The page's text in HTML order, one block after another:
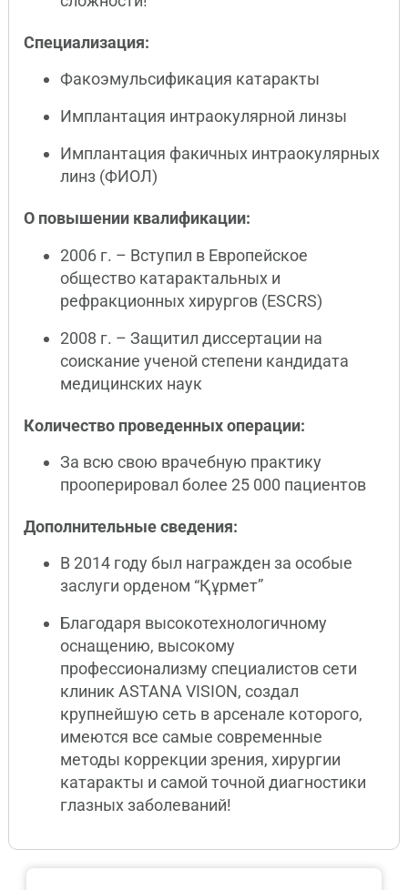
Специализация:
Факоэмульсификация катаракты
Имплантация интраокулярной линзы
Имплантация факичных интраокулярных
линз (ФИОЛ)
О повышении квалификации:
2006 г. – Вступил в Европейское
общество катарактальных и
рефракционных хирургов (ESCRS)
2008 г. – Защитил диссертации на
соискание ученой степени кандидата
медицинских наук
Количество проведенных операции:
За всю свою врачебную практику
прооперировал более 25 000 пациентов
Дополнительные сведения:
В 2014 году был награжден за особые
заслуги орденом “Құрмет”
Благодаря высокотехнологичному
оснащению, высокому
профессионализму специалистов сети
клиник ASTANA VISION, создал
крупнейшую сеть в арсенале которого,
имеются все самые современные
методы коррекции зрения, хирургии
катаракты и самой точной диагностики
глазных заболеваний!